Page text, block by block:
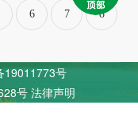
6 7 8
19011773号
号 法律声明